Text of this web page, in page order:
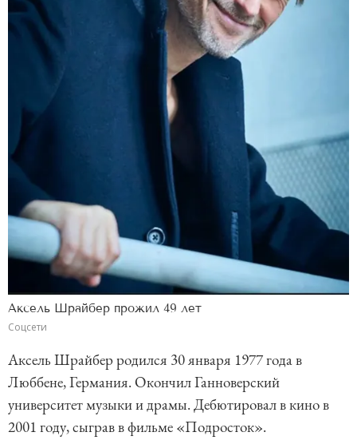
Аксель Шрайбер прожил 49 лет
Соцсети
Аксель Шрайбер родился 30 января 1977 года в
Люббене, Германия. Окончил Ганноверский
университет музыки и драмы. Дебютировал в кино в
2001 году, сыграв в фильме «Подросток».